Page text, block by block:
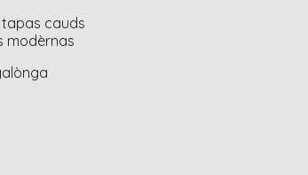
cauds
modèrnas